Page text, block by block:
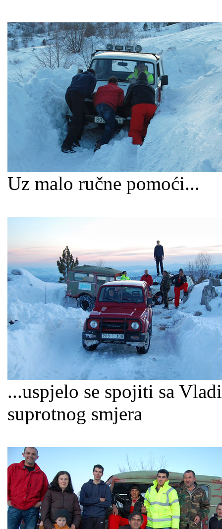
Uz malo ručne pomoći...
...uspjelo se spojiti sa
suprotnog smjera